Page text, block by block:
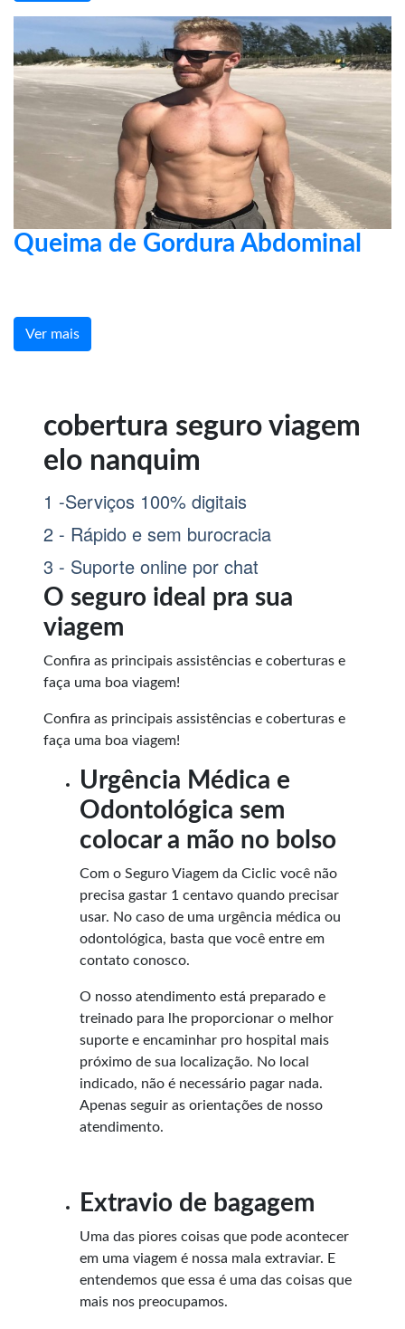
Queima de Gordura Abdominal
Ver mais
cobertura seguro viagem
elo nanquim
1 -Serviços 100% digitais
2 - Rápido e sem burocracia
3 - Suporte online por chat
O seguro ideal pra sua
viagem
Confira as principais assistências e coberturas e
faça uma boa viagem!
Confira as principais assistências e coberturas e
faça uma boa viagem!
Urgência Médica e
Odontológica sem
colocar a mão no bolso
Com o Seguro Viagem da Ciclic você não
precisa gastar 1 centavo quando precisar
usar. No caso de uma urgência médica ou
odontológica, basta que você entre em
contato conosco.
O nosso atendimento está preparado e
treinado para lhe proporcionar o melhor
suporte e encaminhar pro hospital mais
próximo de sua localização. No local
indicado, não é necessário pagar nada.
Apenas seguir as orientações de nosso
atendimento.
Extravio de bagagem
Uma das piores coisas que pode acontecer
em uma viagem é nossa mala extraviar. E
entendemos que essa é uma das coisas que
mais nos preocupamos.